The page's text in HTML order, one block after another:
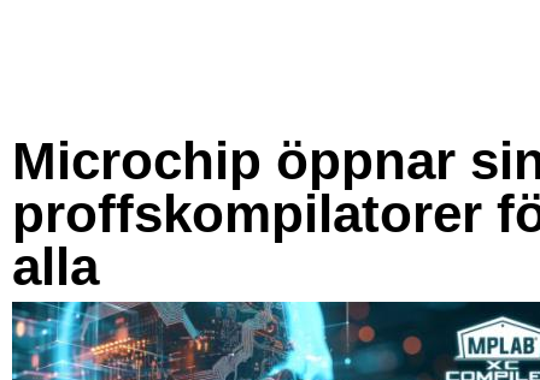
Microchip öppnar
proffskompilatorer
alla